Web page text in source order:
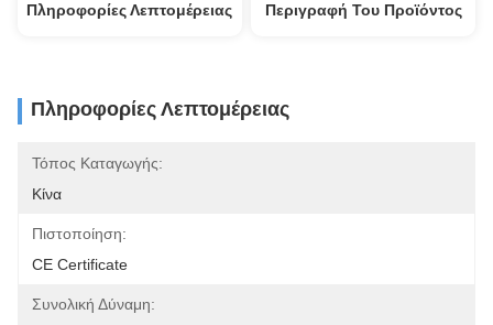
Πληροφορίες Λεπτομέρειας Περιγραφή Του Προϊόντος
Πληροφορίες Λεπτομέρειας
Τόπος Καταγωγής:
Κίνα
Πιστοποίηση:
CE Certificate
Συνολική Δύναμη: